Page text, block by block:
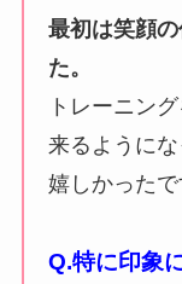
最初は笑顔
た。
トレーニン
来るように
嬉しかったで
Q.特に印象